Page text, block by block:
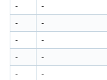
-
-
-
-
-
-
-
-
-
-